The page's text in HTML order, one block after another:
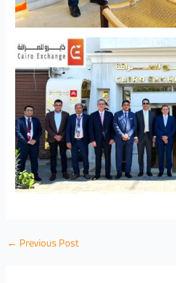
← Previous Post